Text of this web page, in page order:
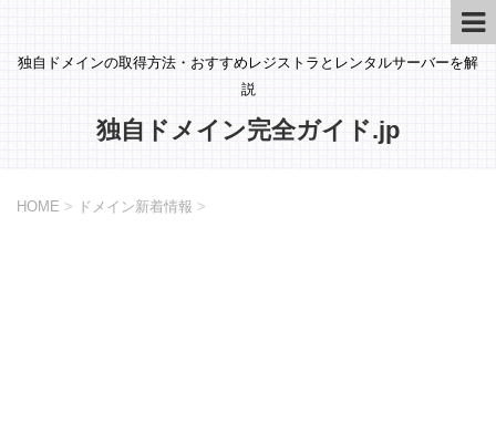
独自ドメインの取得方法・おすすめレジストラとレンタルサーバーを解
説
独自ドメイン完全ガイド.jp
HOME > ドメイン新着情報 >